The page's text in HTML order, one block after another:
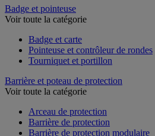
Badge et pointeuse
Voir toute la catégorie
Badge et carte
Pointeuse et contrôleur de rondes
Tourniquet et portillon
Barrière et poteau de protection
Voir toute la catégorie
Arceau de protection
Barrière de protection
Barrière de protection modulaire